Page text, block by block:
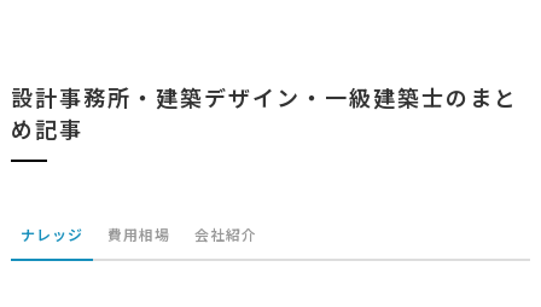
設計事務所・建築デザイン・一級建築士のまと
め記事
ナレッジ 費用相場 会社紹介